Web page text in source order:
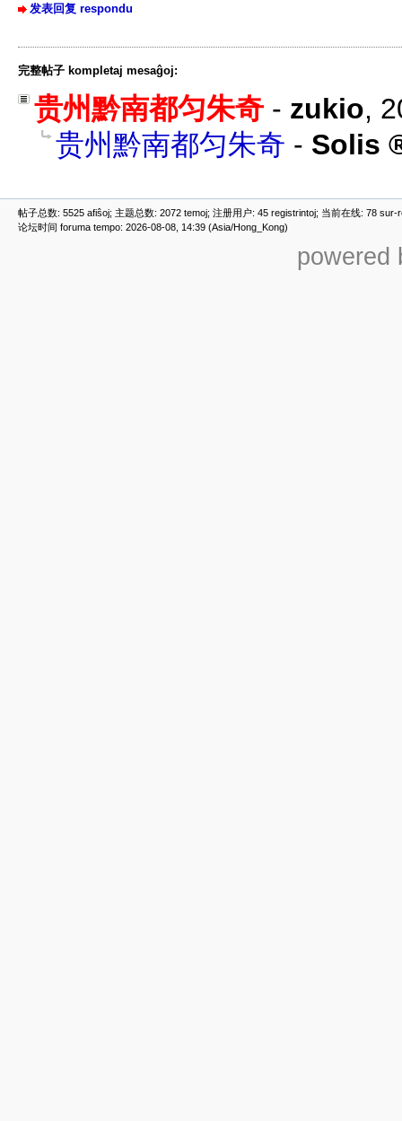
发表回复 respondu
完整帖子 kompletaj mesaĝoj:
贵州黔南都匀朱奇 - zukio,
贵州黔南都匀朱奇 - Solis
帖子总数: 5525 afiŝoj; 主题总数: 2072 temoj; 注册用户: 45 registrintoj; 当前在线: 78
论坛时间 foruma tempo: 2026-08-08, 14:39 (Asia/Hong_Kong)
powered